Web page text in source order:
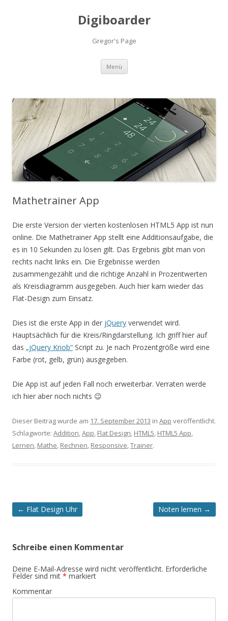
Digiboarder
Gregor's Page
Menü Zum
springen
Mathetrainer App
Die erste Version der vierten kostenlosen HTML5 App ist nun
online. Die Mathetrainer App stellt eine Additionsaufgabe, die
es in 10 Sekunden zu lösen gilt. Das Ergebnis gibt man von
rechts nacht links ein. Die Ergebnisse werden
zusammengezählt und die richtige Anzahl in Prozentwerten
als Kreisdiagramm ausgegeben. Auch hier kam wieder das
Flat-Design zum Einsatz.
Dies ist die erste App in der jQuery verwendet wird.
Hauptsächlich für die Kreis/Ringdarstellung. Ich griff hier auf
das „jQuery Knob“ Script zu. Je nach Prozentgröße wird eine
Farbe (rot, gelb, grün) ausgegeben.
Die App ist auf jeden Fall noch erweiterbar. Verraten werde
ich hier aber noch nichts 😉
Dieser Beitrag wurde am 17. September 2013 in App veröffentlicht.
Schlagworte: Addition,App, Flat Design, HTML5, HTML5 App,
Lernen, Mathe, Rechnen, Responsive,Trainer.
Artikel-
← Flat Design Uhr Noten lernen →
Schreibe einen Kommentar
Deine E-Mail-Adresse wird nicht veröffentlicht. Erforderliche
Felder sind mit * markiert
Kommentar